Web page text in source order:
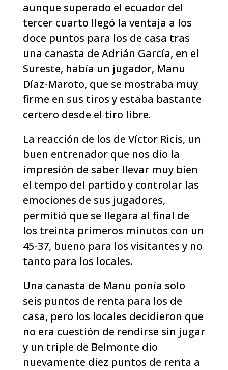
aunque superado el ecuador del
tercer cuarto llegó la ventaja a los
doce puntos para los de casa tras
una canasta de Adrián García, en el
Sureste, había un jugador, Manu
Díaz-Maroto, que se mostraba muy
firme en sus tiros y estaba bastante
certero desde el tiro libre.
La reacción de los de Víctor Ricis, un
buen entrenador que nos dio la
impresión de saber llevar muy bien
el tempo del partido y controlar las
emociones de sus jugadores,
permitió que se llegara al final de
los treinta primeros minutos con un
45-37, bueno para los visitantes y no
tanto para los locales.
Una canasta de Manu ponía solo
seis puntos de renta para los de
casa, pero los locales decidieron que
no era cuestión de rendirse sin jugar
y un triple de Belmonte dio
nuevamente diez puntos de renta a